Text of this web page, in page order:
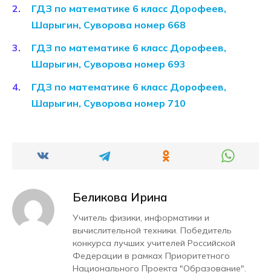
ГДЗ по математике 6 класс Дорофеев,
Шарыгин, Суворова номер 668
ГДЗ по математике 6 класс Дорофеев,
Шарыгин, Суворова номер 693
ГДЗ по математике 6 класс Дорофеев,
Шарыгин, Суворова номер 710
Беликова Ирина
Учитель физики, информатики и
вычислительной техники. Победитель
конкурса лучших учителей Российской
Федерации в рамках Приоритетного
Национального Проекта "Образование".